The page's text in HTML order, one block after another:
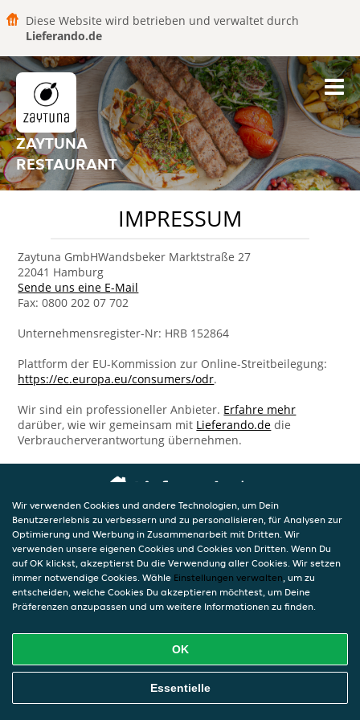
Diese Website wird betrieben und verwaltet durch
Lieferando.de
ZAYTUNA
RESTAURANT
IMPRESSUM
Zaytuna GmbHWandsbeker Marktstraße 27
22041 Hamburg
Sende uns eine E-Mail
Fax: 0800 202 07 702
Unternehmensregister-Nr: HRB 152864
Plattform der EU-Kommission zur Online-Streitbeilegung:
https://ec.europa.eu/consumers/odr.
Wir sind ein professioneller Anbieter. Erfahre mehr
darüber, wie wir gemeinsam mit Lieferando.de die
Verbraucherverantwortung übernehmen.
Wir verwenden Cookies und andere Technologien, um Dein
Benutzererlebnis zu verbessern und zu personalisieren, für Analysen zur
Optimierung und Werbung in Zusammenarbeit mit Dritten. Wir
verwenden unsere eigenen Cookies und Cookies von Dritten. Wenn Du
auf OK klickst, akzeptierst Du die Verwendung aller Cookies. Wir setzen
immer notwendige Cookies. Wähle Einstellungen verwalten, um zu
entscheiden, welche Cookies Du akzeptieren möchtest, um Deine
Präferenzen anzupassen und um weitere Informationen zu finden.
OK
Essentielle